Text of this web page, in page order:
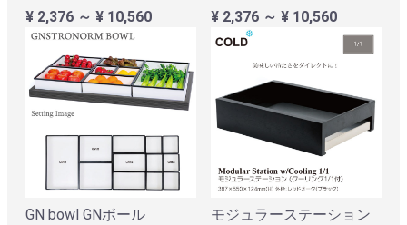
¥ 2,376 ～ ¥ 10,560 ¥ 2,376 ～ ¥ 10,560
GN bowl GNボール
モジュラーステーション